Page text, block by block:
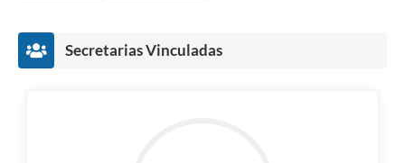
Secretarias Vinculadas